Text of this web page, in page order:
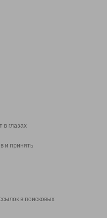
в глазах
и принять
в поисковых